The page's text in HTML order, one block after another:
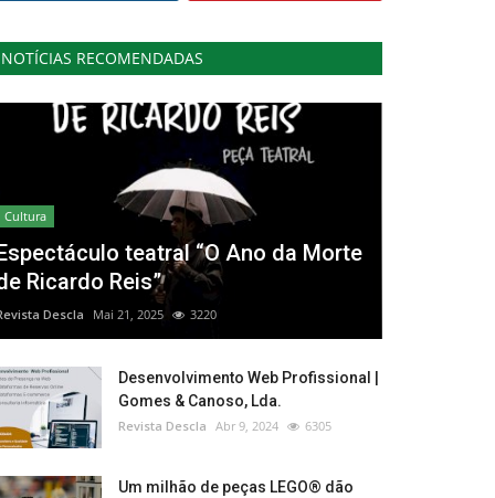
NOTÍCIAS RECOMENDADAS
Cultura
teatral “O Ano da Morte
Ricardo Reis”
Descla Mai 21, 2025 3220
Desenvolvimento Web Profissional |
Gomes & Canoso, Lda.
Revista Descla Abr 9, 2024 6305
Um milhão de peças LEGO® dão